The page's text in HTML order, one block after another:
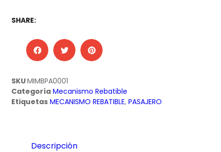
SHARE:
SKUMIMBPA0001
Categoría Mecanismo Rebatible
Etiquetas MECANISMO REBATIBLE, PASAJERO
Descripción